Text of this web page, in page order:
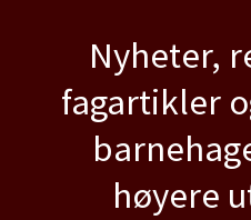
Nyheter,
fagartikler
høyere